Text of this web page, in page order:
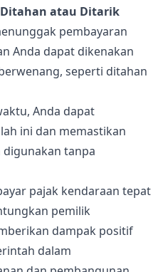
Ditahan atau Ditarik
pembayaran
Anda dapat dikenakan
seperti ditahan
Anda dapat
ini dan memastikan
digunakan tanpa
pajak kendaraan tepat
pemilik
dampak positif
dalam